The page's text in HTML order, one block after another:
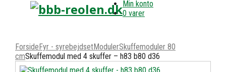
Min konto
0 varer
ForsideFyr - syrebejdsetModulerSkuffemoduler 80
cmSkuffemodul med 4 skuffer – h83 b80 d36